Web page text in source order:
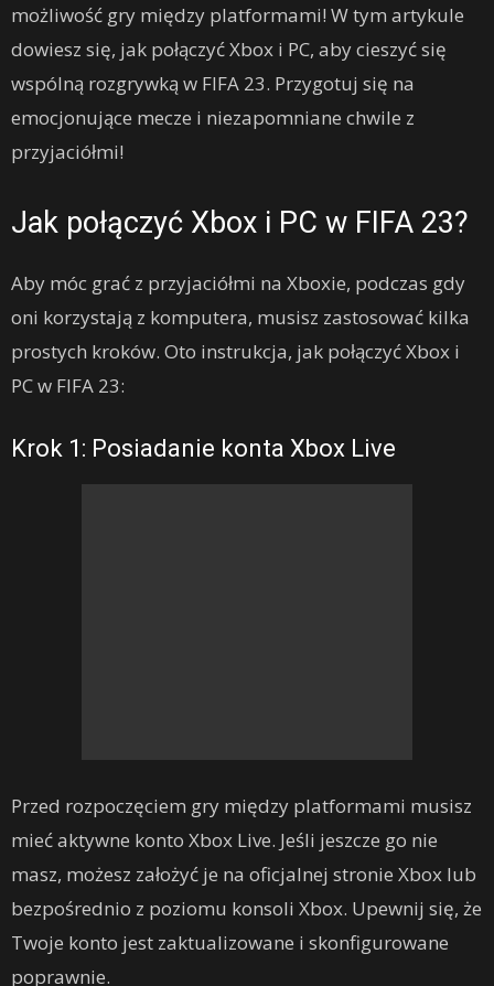
możliwość gry między platformami! W tym artykule
dowiesz się, jak połączyć Xbox i PC, aby cieszyć się
wspólną rozgrywką w FIFA 23. Przygotuj się na
emocjonujące mecze i niezapomniane chwile z
przyjaciółmi!
Jak połączyć Xbox i PC w FIFA 23?
Aby móc grać z przyjaciółmi na Xboxie, podczas gdy
oni korzystają z komputera, musisz zastosować kilka
prostych kroków. Oto instrukcja, jak połączyć Xbox i
PC w FIFA 23:
Krok 1: Posiadanie konta Xbox Live
Przed rozpoczęciem gry między platformami musisz
mieć aktywne konto Xbox Live. Jeśli jeszcze go nie
masz, możesz założyć je na oficjalnej stronie Xbox lub
bezpośrednio z poziomu konsoli Xbox. Upewnij się, że
Twoje konto jest zaktualizowane i skonfigurowane
poprawnie.